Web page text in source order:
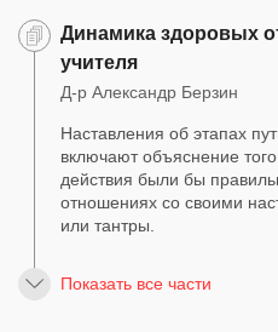
Динамика здоровых
учителя
Д-р Александр Берзин
Наставления об этапах
включают объяснение
действия были бы
отношениях со своими
или тантры.
Показать все части